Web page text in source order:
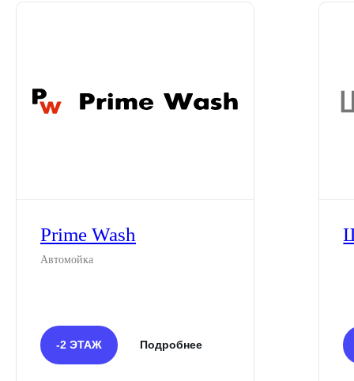
Prime Wash
Автомойка
-2 ЭТАЖ Подробнее